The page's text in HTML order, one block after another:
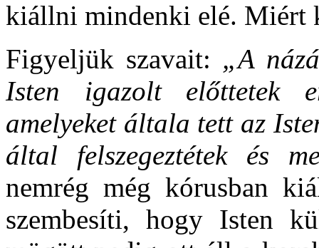
kiállni mindenki elé. Miért
Figyeljük szavait: „A
Isten igazolt előttetek
amelyeket általa tett az
által felszegeztétek és
nemrég még kórusban
szembesíti, hogy Isten